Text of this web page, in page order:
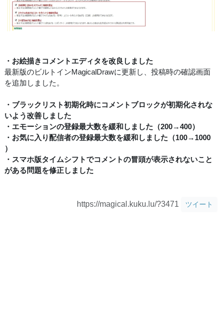
・お絵描きコメントエディタを改良しました
最新版のビルトインMagicalDrawに更新し、投稿時の確認画面
を追加しました。
・ブラックリスト初期化時にコメントブロックが初期化されな
いよう改善しました
・エモーションの登録最大数を緩和しました（200→400）
・お気に入り配信者の登録最大数を緩和しました（100→1000
）
・スマホ版タイムシフトでコメントの冒頭が表示されないこと
がある問題を修正しました
https://magical.kuku.lu/?3471 ツイート